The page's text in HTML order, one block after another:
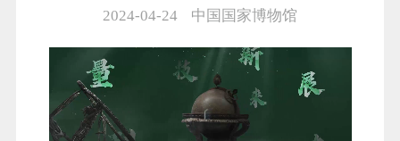
2024-04-24 中国国家博物馆